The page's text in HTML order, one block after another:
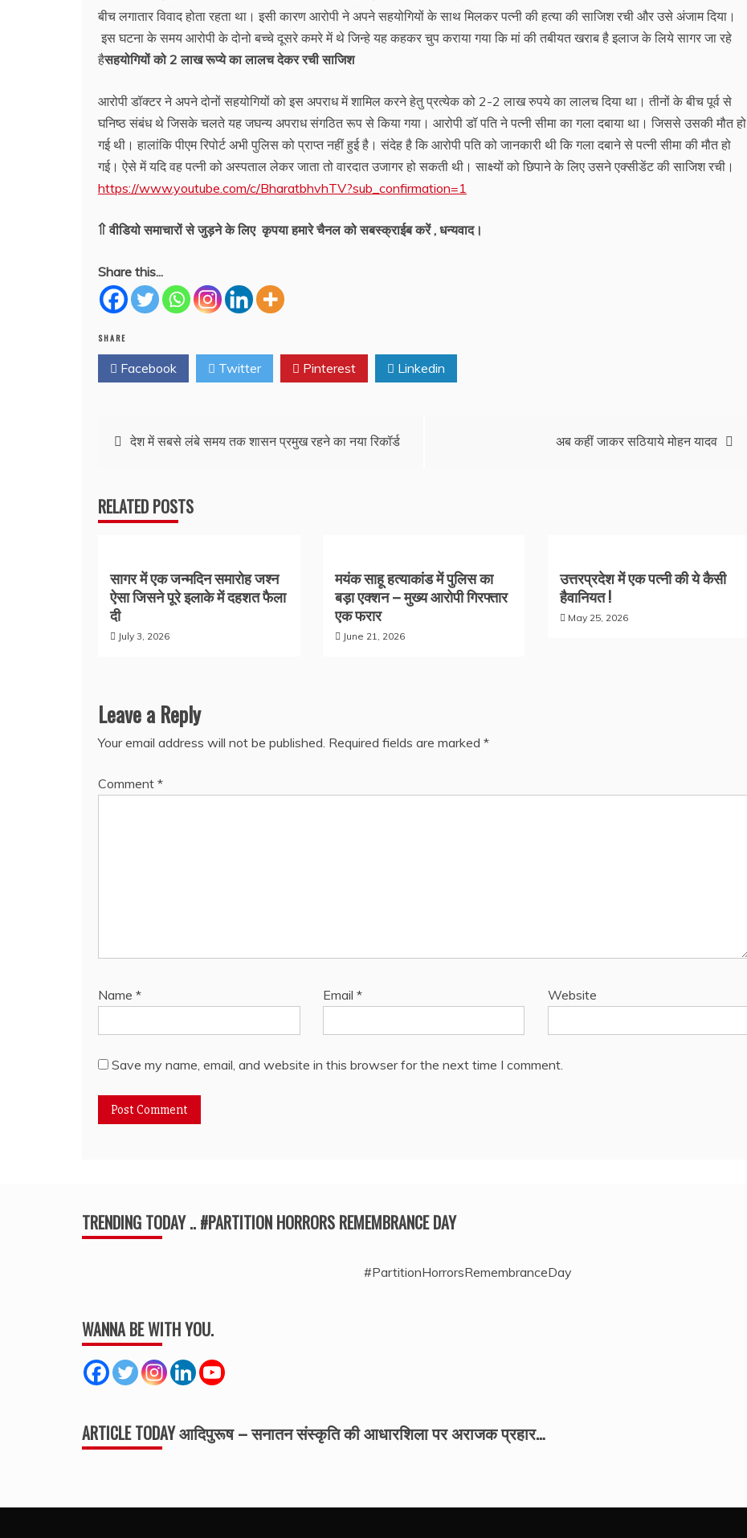
बीच लगातार विवाद होता रहता था। इसी कारण आरोपी ने अपने सहयोगियों के साथ मिलकर पत्नी की हत्या की साजिश रची और उसे अंजाम दिया।
इस घटना के समय आरोपी के दोनो बच्चे दूसरे कमरे में थे जिन्हे यह कहकर चुप कराया गया कि मां की तबीयत खराब है इलाज के लिये सागर जा रहे
हैसहयोगियों को 2 लाख रूप्ये का लालच देकर रची साजिश
आरोपी डॉक्टर ने अपने दोनों सहयोगियों को इस अपराध में शामिल करने हेतु प्रत्येक को 2-2 लाख रुपये का लालच दिया था। तीनों के बीच पूर्व से
घनिष्ठ संबंध थे जिसके चलते यह जघन्य अपराध संगठित रूप से किया गया। आरोपी डॉ पति ने पत्नी सीमा का गला दबाया था। जिससे उसकी मौत हो
गई थी। हालांकि पीएम रिपोर्ट अभी पुलिस को प्राप्त नहीं हुई है। संदेह है कि आरोपी पति को जानकारी थी कि गला दबाने से पत्नी सीमा की मौत हो
गई। ऐसे में यदि वह पत्नी को अस्पताल लेकर जाता तो वारदात उजागर हो सकती थी। साक्ष्यों को छिपाने के लिए उसने एक्सीडेंट की साजिश रची।
https://www.youtube.com/c/BharatbhvhTV?sub_confirmation=1
⇑ वीडियो समाचारों से जुड़ने के लिए कृपया हमारे चैनल को सबस्क्राईब करें , धन्यवाद।
Share this...
SHARE
Facebook Twitter Pinterest Linkedin
Postदेश में सबसे लंबे समय तक शासन प्रमुख रहने का नया रिकॉर्ड अब कहीं जाकर सठियाये मोहन यादव
RELATED POSTS
सागर में एक जन्मदिन समारोह जश्न
ऐसा जिसने पूरे इलाके में दहशत फैला
दी
July 3, 2026
मयंक साहू हत्याकांड में पुलिस का
बड़ा एक्शन – मुख्य आरोपी गिरफ्तार
एक फरार
June 21, 2026
उत्तरप्रदेश में एक पत्नी की ये कैसी
हैवानियत !
May 25, 2026
Leave a Reply
Your email address will not be published. Required fields are marked *
Comment *
Name * Email * Website
Save my name, email, and website in this browser for the next time I comment.
TRENDING TODAY .. #PARTITION HORRORS REMEMBRANCE DAY
#PartitionHorrorsRemembranceDay
WANNA BE WITH YOU.
ARTICLE TODAY आदिपुरूष – सनातन संस्कृति की आधारशिला पर अराजक प्रहार…